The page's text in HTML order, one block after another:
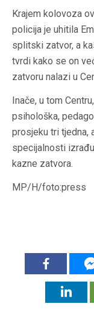
Krajem kolovoza
policija je uhitila
splitski zatvor, a
tvrdi kako se on
zatvoru nalazi u
Inače, u tom
psihološka,
prosjeku tri tjedna,
specijalnosti
kazne zatvora.
MP/H/foto:press